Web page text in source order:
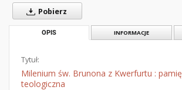
Pobierz
OPIS INFORMACJE
Tytuł:
Milenium św. Brunona z Kwerfurtu :
teologiczna